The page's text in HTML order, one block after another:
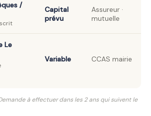
/
Capital
prévu
Assureur ·
mutuelle
Le
Variable CCAS mairie
à effectuer dans les 2 ans qui suivent le